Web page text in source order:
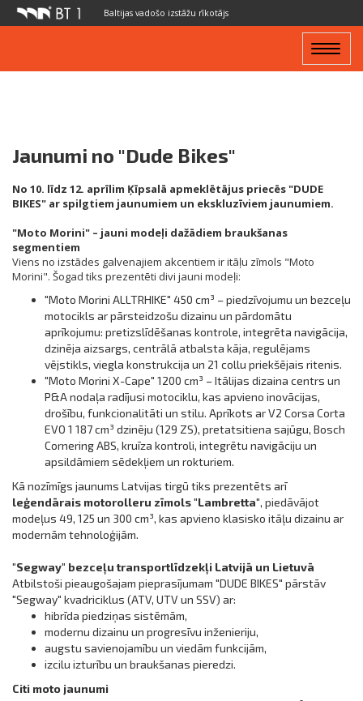
Baltijas vadošo izstāžu rīkotājs
Toggle
Jaunumi no "Dude Bikes"
No 10. līdz 12. aprīlim Ķīpsalā apmeklētājus priecēs "DUDE
BIKES" ar spilgtiem jaunumiem un ekskluzīviem jaunumiem.
"Moto Morini" – jauni modeļi dažādiem braukšanas
segmentiem
Viens no izstādes galvenajiem akcentiem ir itāļu zīmols "Moto
Morini". Šogad tiks prezentēti divi jauni modeļi:
"Moto Morini ALLTRHIKE" 450 cm³ – piedzīvojumu un bezceļu
motocikls ar pārsteidzošu dizainu un pārdomātu
aprīkojumu: pretizslīdēšanas kontrole, integrēta navigācija,
dzinēja aizsargs, centrālā atbalsta kāja, regulējams
vējstikls, viegla konstrukcija un 21 collu priekšējais ritenis.
"Moto Morini X-Cape" 1200 cm³ – Itālijas dizaina centrs un
P&A nodaļa radījusi motociklu, kas apvieno inovācijas,
drošību, funkcionalitāti un stilu. Aprīkots ar V2 Corsa Corta
EVO 1 187 cm³ dzinēju (129 ZS), pretatsitiena sajūgu, Bosch
Cornering ABS, kruīza kontroli, integrētu navigāciju un
apsildāmiem sēdekļiem un rokturiem.
Kā nozīmīgs jaunums Latvijas tirgū tiks prezentēts arī
leģendārais motorolleru zīmols "Lambretta", piedāvājot
modeļus 49, 125 un 300 cm³, kas apvieno klasisko itāļu dizainu ar
modernām tehnoloģijām.
"Segway" bezceļu transportlīdzekļi Latvijā un Lietuvā
Atbilstoši pieaugošajam pieprasījumam "DUDE BIKES" pārstāv
"Segway" kvadriciklus (ATV, UTV un SSV) ar:
hibrīda piedziņas sistēmām,
modernu dizainu un progresīvu inženieriju,
augstu savienojamību un viedām funkcijām,
izcilu izturību un braukšanas pieredzi.
Citi moto jaunumi